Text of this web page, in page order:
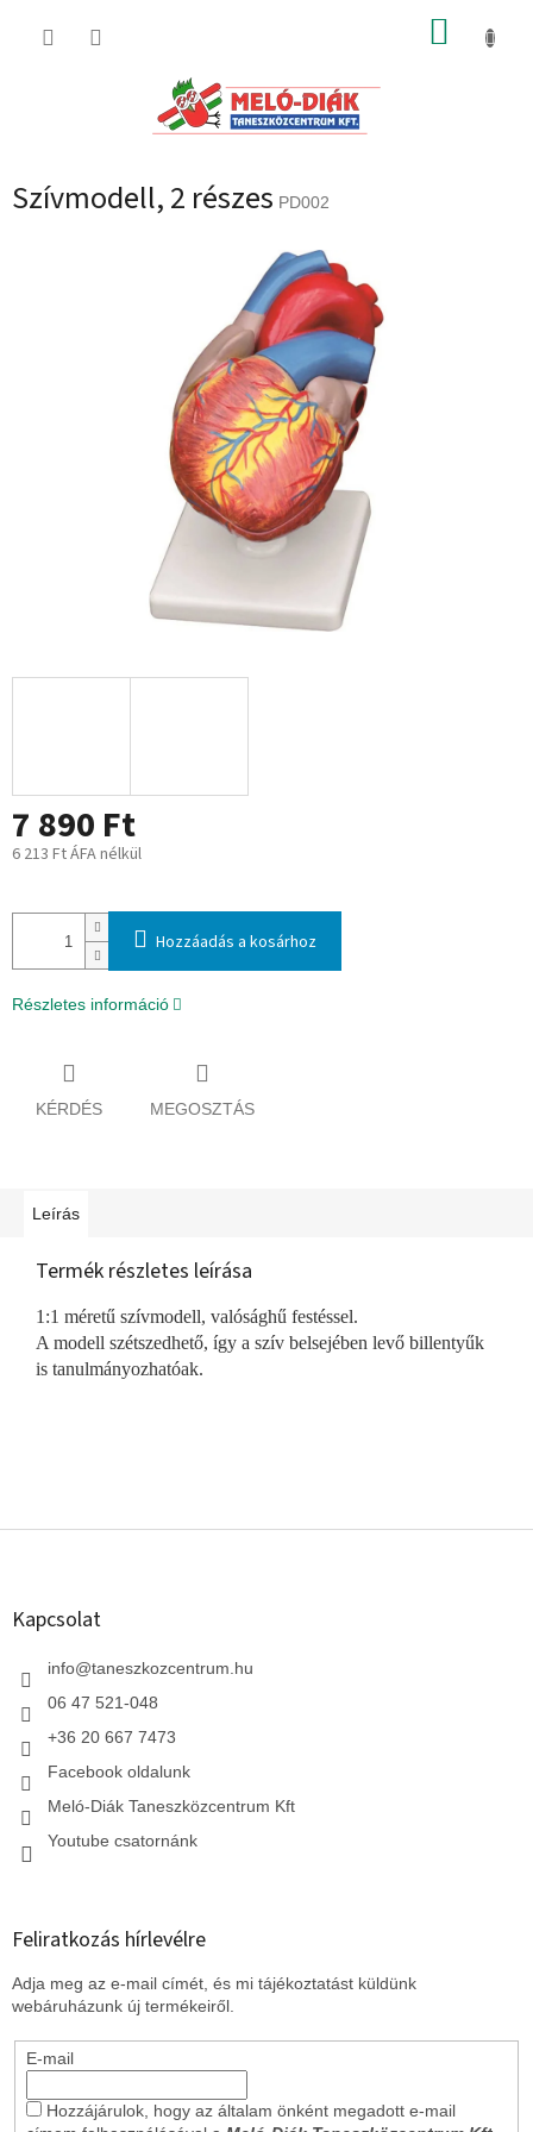
KOSÁR
Szívmodell, 2 részes PD002
7 890 Ft
6 213 Ft ÁFA nélkül
Hozzáadás a kosárhoz
Részletes információ
KÉRDÉS MEGOSZTÁS
Leírás
Termék részletes leírása
1:1 méretű szívmodell, valósághű festéssel.
A modell szétszedhető, így a szív belsejében levő billentyűk
is tanulmányozhatóak.
L
Kapcsolat
info@taneszkozcentrum.hu
06 47 521-048
+36 20 667 7473
Facebook oldalunk
Meló-Diák Taneszközcentrum Kft
Youtube csatornánk
Feliratkozás hírlevélre
Adja meg az e-mail címét, és mi tájékoztatást küldünk
webáruházunk új termékeiről.
E-mail
Hozzájárulok, hogy az általam önként megadott e-mail